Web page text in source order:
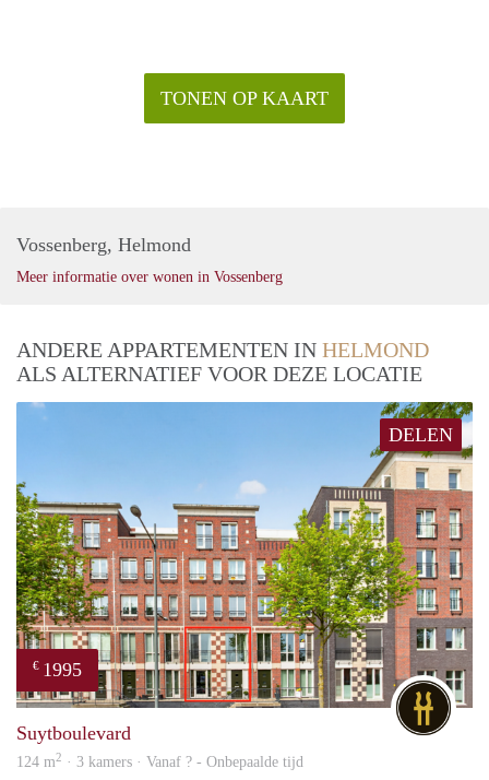
- 1 Maart beschikbaarTONEN OP KAART
Vossenberg, Helmond
Meer informatie over wonen in Vossenberg
ANDERE APPARTEMENTEN IN HELMOND
ALS ALTERNATIEF VOOR DEZE LOCATIE
DELEN
€ 1995
DG
Suytboulevard
124 m2 · 3 kamers · Vanaf ? - Onbepaalde tijd